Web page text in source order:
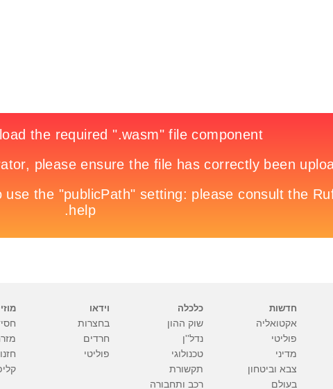
חדשות
אקטואליה
פוליטי
מדיני
צבא וביטחון
בעולם
כלכלה
שוק ההון
נדל''ן
טכנולוגי
תקשורת
רכב ותחבורה
וידאו
בחצרות
חרדים
פוליטי